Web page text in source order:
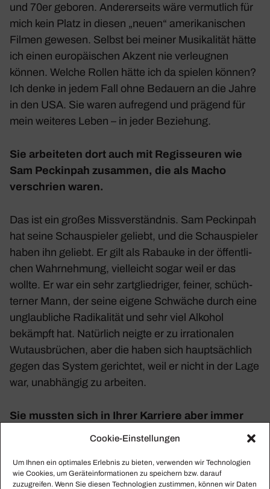
Cookie-Einstellungen
Um Ihnen ein optimales Erlebnis zu bieten, verwenden wir Technologien
wie Cookies, um Geräteinformationen zu speichern bzw. darauf
zuzugreifen. Wenn Sie diesen Technologien zustimmen, können wir Daten
und 70er geboren. Ande­rer­seits wäre vermut­lich für
mich kein Platz in diesen „neuen“ ameri­ka­ni­schen
Filmen gewesen. Selbst bei meiner Musi­ka­lität hätte
ich einen euro­päi­schen Akzent nie verleugnen
können. Welche Rollen hätte ich da spielen können?
Ich denke in jedem Fall ohne Bedauern an die Jahre
in den USA. Sie waren aufre­gend und prägend für
mein weiteres Leben – in jeder Bezie­hung.
Sie arbei­teten dort auch mit Regis­seuren wie
Sam Peckinpah zusammen, die als Macho
verschrien waren.
Das ist ein großes Miss­ver­ständnis. Sam Peckinpah
hat seine Schau­spieler geliebt, und die Schau­spieler
haben ihn geliebt. Er gilt als Rabauke in der öffent­li­
chen Wahr­neh­mung, viel­leicht sogar weil er das
wollte. Er war ein sehr zart­glied­riger, feiner, schüch­
terner Mann, der seine eigene Schwäche durch eine
unglaub­liche Radi­ka­lität und sehr viel Alkohol
bekämpft hat. Natür­lich neigte er zu irra­tio­nalen
Wutaus­brü­chen, aber die haben sich haupt­säch­lich
gegen das System gerichtet, weil er nicht in der Lage
war, unab­hängig zu arbeiten.
Sie mussten sich in Ihrer Karriere aber immer
wurden aus der Schau­spiel­schule geworfen –
Sie hatten keine Erlaubnis einge­holt hatten. Wie